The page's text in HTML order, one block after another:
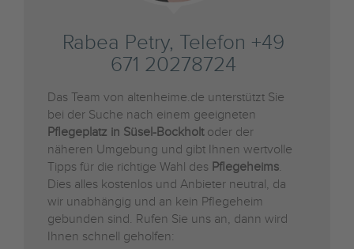
Rabea Petry, Telefon +49
671 20278724
Das Team von altenheime.de unterstützt Sie
bei der Suche nach einem geeigneten
Pflegeplatz in Süsel-Bockholtoder der
näheren Umgebung und gibt Ihnen wertvolle
Tipps für die richtige Wahl des Pflegeheims.
Dies alles kostenlos und Anbieter neutral, da
wir unabhängig und an kein Pflegeheim
gebunden sind. Rufen Sie uns an, dann wird
Ihnen schnell geholfen: